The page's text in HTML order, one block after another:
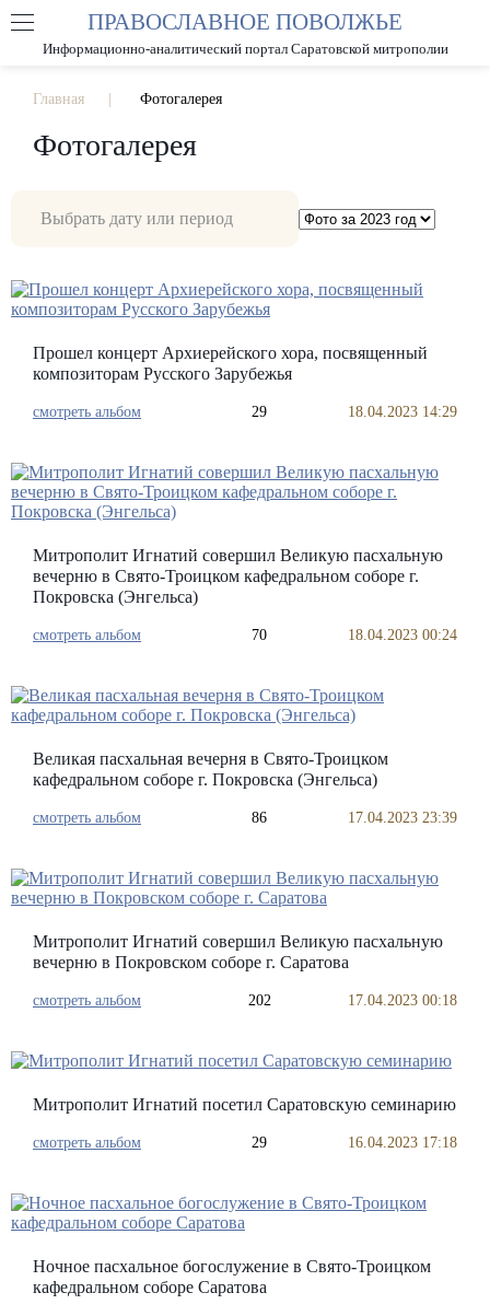
РАЗМЕР ШРИФТА А А
ПРАВОСЛАВНОЕ ПОВОЛЖЬЕ
Информационно-аналитический портал Саратовской митрополии
Главная Фотогалерея
Фотогалерея
Прошел концерт Архиерейского хора, посвященный
композиторам Русского Зарубежья
смотреть альбом 29 18.04.2023 14:29
Митрополит Игнатий совершил Великую пасхальную
вечерню в Свято-Троицком кафедральном соборе г.
Покровска (Энгельса)
смотреть альбом 70 18.04.2023 00:24
Великая пасхальная вечерня в Свято-Троицком
кафедральном соборе г. Покровска (Энгельса)
смотреть альбом 86 17.04.2023 23:39
Митрополит Игнатий совершил Великую пасхальную
вечерню в Покровском соборе г. Саратова
смотреть альбом 202 17.04.2023 00:18
Митрополит Игнатий посетил Саратовскую семинарию
смотреть альбом 29 16.04.2023 17:18
Ночное пасхальное богослужение в Свято-Троицком
кафедральном соборе Саратова